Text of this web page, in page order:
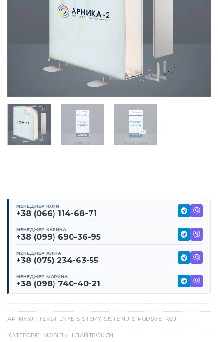
МЕНЕДЖЕР ЮЛІЯ
+38 (066) 114-68-71
МЕНЕДЖЕР КАРИНА
+38 (099) 690-36-95
МЕНЕДЖЕР АЛІНА
+38 (075) 234-63-55
МЕНЕДЖЕР МАРИНА
+38 (098) 740-40-21
АРТИКУЛ: TEKSTILNYE-SISTEMY-SISTEMU-S-PODSVETKOJ
КАТЕГОРІЯ: МОБІЛЬНІ ЛАЙТБОКСИ